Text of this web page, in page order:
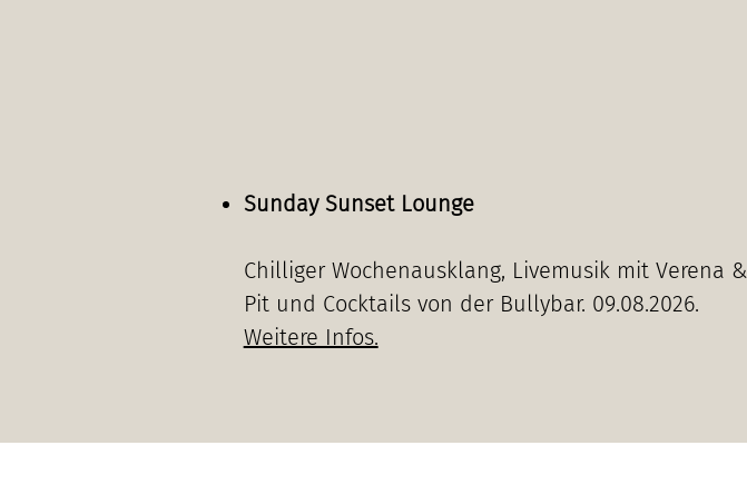
Sunday Sunset Lounge
Chilliger Wochenausklang, Livemusik mit Verena &
Pit und Cocktails von der Bullybar. 09.08.2026.
Weitere Infos.